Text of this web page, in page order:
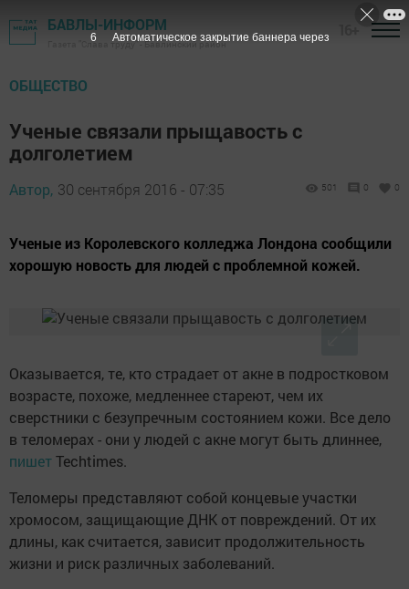
БАВЛЫ-ИНФОРМ
Газета "Слава труду" - Бавлинский район
ОБЩЕСТВО
Ученые связали прыщавость с
долголетием
Автор, 30 сентября 2016 - 07:35 501 0 0
Ученые из Королевского колледжа Лондона сообщили
хорошую новость для людей с проблемной кожей.
Оказывается, те, кто страдает от акне в подростковом
возрасте, похоже, медленнее стареют, чем их
сверстники с безупречным состоянием кожи. Все дело
в теломерах - они у людей с акне могут быть длиннее,
пишетTechtimes.
Теломеры представляют собой концевые участки
хромосом, защищающие ДНК от повреждений. От их
длины, как считается, зависит продолжительность
жизни и риск различных заболеваний.
5 Автоматическое закрытие баннера через